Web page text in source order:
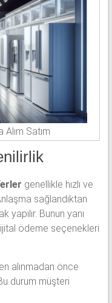
Satım
genellikle hızlı ve
sağlandıktan
Bunun yanı
ödeme seçenekleri
alınmadan önce
durum müşteri